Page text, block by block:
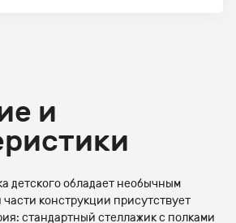
и
детского обладает необычным
конструкции присутствует
стандартный стеллажик с полками